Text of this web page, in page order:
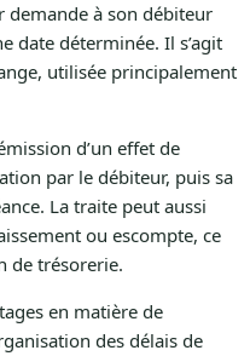
à son débiteur
date déterminée. Il s’agit
utilisée principalement
d’un effet de
par le débiteur, puis sa
La traite peut aussi
ou escompte, ce
de trésorerie.
en matière de
des délais de